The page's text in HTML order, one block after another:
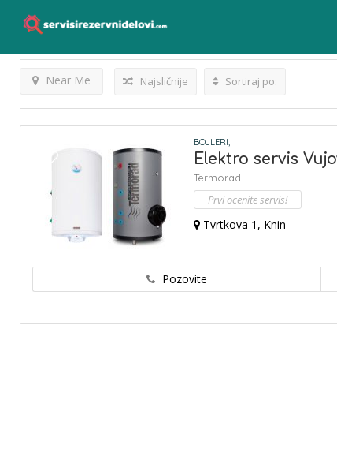
Rezultati ZaKninListings
Near Me Najsličnije Sortiraj po:
BOJLERI,
Elektro servis
Termorad
Prvi ocenite servis!
Tvrtkova 1, Knin
Pozovite